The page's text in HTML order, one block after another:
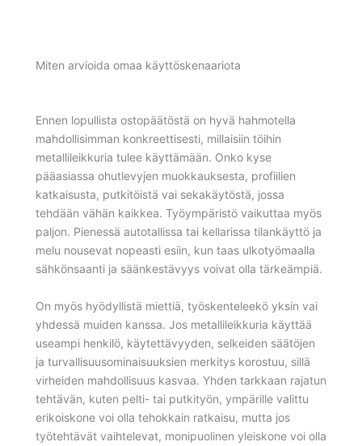
Miten arvioida omaa käyttöskenaariota
Ennen lopullista ostopäätöstä on hyvä hahmotella
mahdollisimman konkreettisesti, millaisiin töihin
metallileikkuria tulee käyttämään. Onko kyse
pääasiassa ohutlevyjen muokkauksesta, profiilien
katkaisusta, putkitöistä vai sekakäytöstä, jossa
tehdään vähän kaikkea. Työympäristö vaikuttaa myös
paljon. Pienessä autotallissa tai kellarissa tilankäyttö ja
melu nousevat nopeasti esiin, kun taas ulkotyömaalla
sähkönsaanti ja säänkestävyys voivat olla tärkeämpiä.
On myös hyödyllistä miettiä, työskenteleekö yksin vai
yhdessä muiden kanssa. Jos metallileikkuria käyttää
useampi henkilö, käytettävyyden, selkeiden säätöjen
ja turvallisuusominaisuuksien merkitys korostuu, sillä
virheiden mahdollisuus kasvaa. Yhden tarkkaan rajatun
tehtävän, kuten pelti- tai putkityön, ympärille valittu
erikoiskone voi olla tehokkain ratkaisu, mutta jos
työtehtävät vaihtelevat, monipuolinen yleiskone voi olla